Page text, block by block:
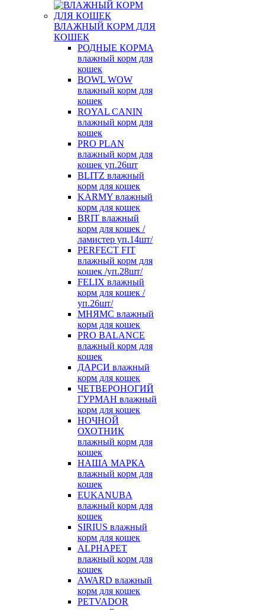
ВЛАЖНЫЙ КОРМ ДЛЯ
КОШЕК
РОДНЫЕ КОРМА
влажный корм для
кошек
BOWL WOW
влажный корм для
кошек
ROYAL CANIN
влажный корм для
кошек
PRO PLAN
влажный корм для
кошек уп.26шт
BLITZ влажный
корм для кошек
KARMY влажный
корм для кошек
BRIT влажный
корм для кошек /
ламистер уп.14шт/
PERFECT FIT
влажный корм для
кошек /уп.28шт/
FELIX влажный
корм для кошек /
уп.26шт/
МНЯМС влажный
корм для кошек
PRO BALANCE
влажный корм для
кошек
ДАРСИ влажный
корм для кошек
ЧЕТВЕРОНОГИЙ
ГУРМАН влажный
корм для кошек
НОЧНОЙ
ОХОТНИК
влажный корм для
кошек
НАША МАРКА
влажный корм для
кошек
EUKANUBA
влажный корм для
кошек
SIRIUS влажный
корм для кошек
ALPHAPET
влажный корм для
кошек
AWARD влажный
корм для кошек
PETVADOR